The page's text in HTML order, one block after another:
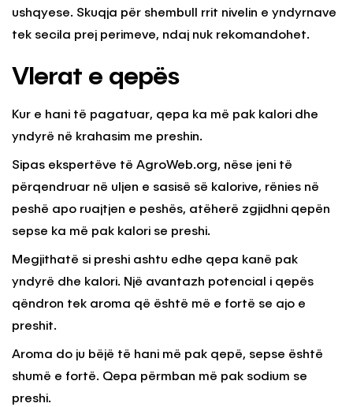
ushqyese. Skuqja për shembull rrit nivelin e yndyrnave
tek secila prej perimeve, ndaj nuk rekomandohet.
Vlerat e qepës
Kur e hani të pagatuar, qepa ka më pak kalori dhe
yndyrë në krahasim me preshin.
Sipas ekspertëve të AgroWeb.org, nëse jeni të
përqendruar në uljen e sasisë së kalorive, rënies në
peshë apo ruajtjen e peshës, atëherë zgjidhni qepën
sepse ka më pak kalori se preshi.
Megjithatë si preshi ashtu edhe qepa kanë pak
yndyrë dhe kalori. Një avantazh potencial i qepës
qëndron tek aroma që është më e fortë se ajo e
preshit.
Aroma do ju bëjë të hani më pak qepë, sepse është
shumë e fortë. Qepa përmban më pak sodium se
preshi.